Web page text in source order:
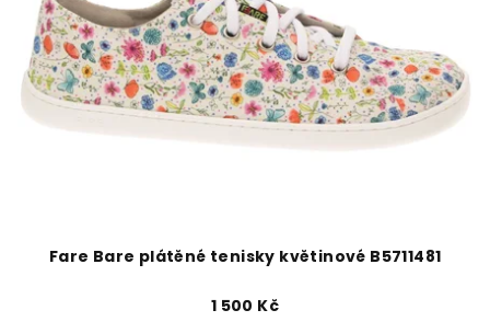
Fare Bare plátěné tenisky květinové B5711481
1 500 Kč